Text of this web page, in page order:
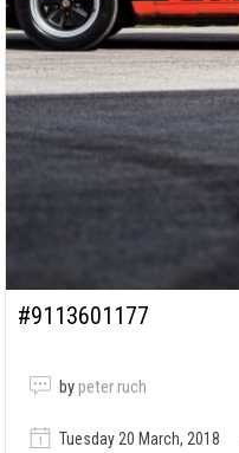
#9113601177
by peter ruch
Tuesday 20 March, 2018